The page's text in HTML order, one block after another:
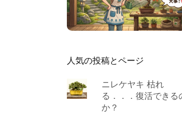
人気の投稿とページ
ニレケヤキ 枯れ
る．．．復活できる
か？